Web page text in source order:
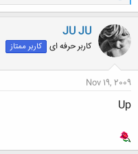
ا
ک
ن
ش
ه
ا
JU JU
کاربر حرفه ای کاربر ممتاز
Nov 19, 2009
Up